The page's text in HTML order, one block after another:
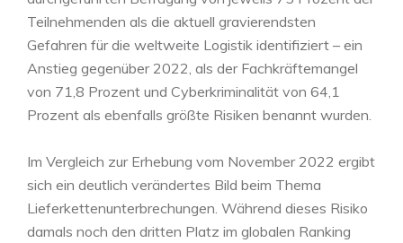
Teilnehmenden als die aktuell gravierendsten
Gefahren für die weltweite Logistik identifiziert – ein
Anstieg gegenüber 2022, als der Fachkräftemangel
von 71,8 Prozent und Cyberkriminalität von 64,1
Prozent als ebenfalls größte Risiken benannt wurden.
Im Vergleich zur Erhebung vom November 2022 ergibt
sich ein deutlich verändertes Bild beim Thema
Lieferkettenunterbrechungen. Während dieses Risiko
damals noch den dritten Platz im globalen Ranking